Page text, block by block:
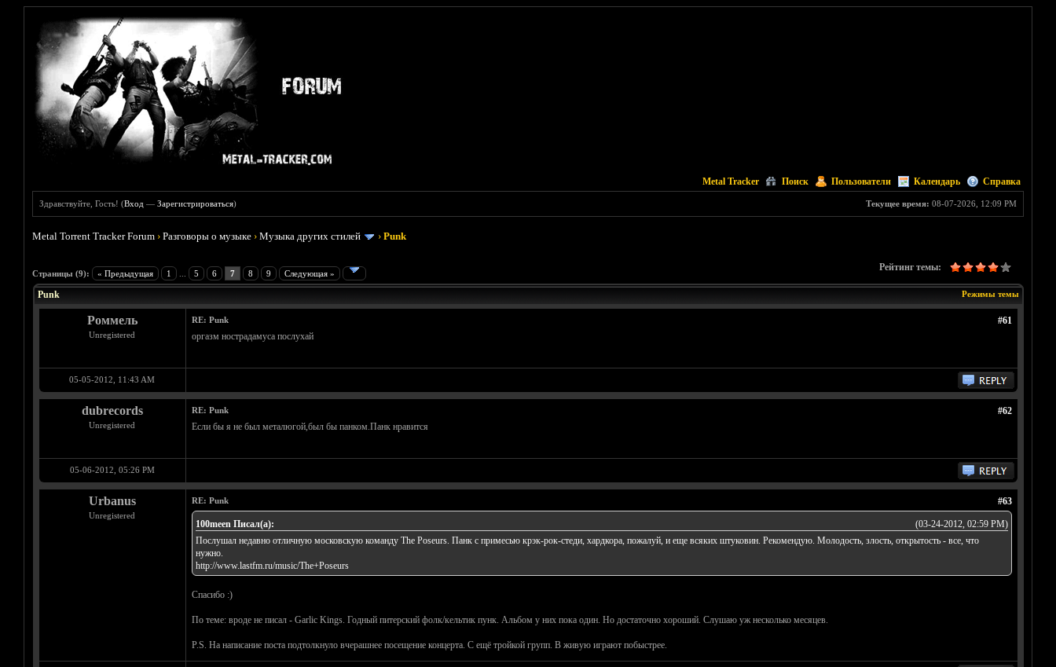
Metal Tracker Поиск Пользователи Календарь Справка
Текущее время: 08-07-2026, 12:09 PM
Здравствуйте, Гость! (Вход —Зарегистрироваться)
Metal Torrent Tracker Forum ›Разговоры о музыке ›Музыка других стилей ›Punk
Страницы (9): « Предыдущая 1 5 6 7 8 9 Следующая »
Рейтинг темы:
Голосов: 7 - Средняя оценка: 3.71
1
2
3
4
5
Режимы темы
Punk
Роммель
Unregistered
#61
RE: Punk
оргазм нострадамуса послухай
05-05-2012, 11:43 AM
dubrecords
Unregistered
#62
RE: Punk
Если бы я не был металюгой,был бы панком.Панк нравится
05-06-2012, 05:26 PM
Urbanus
Unregistered
#63
RE: Punk
(03-24-2012, 02:59 PM)
100meen Писал(а):
Послушал недавно отличную московскую команду The Poseurs. Панк с примесью крэк-рок-стеди, хардкора, пожалуй, и еще всяких штуковин. Рекомендую. Молодость, злость, открытость - все, что
нужно.
http://www.lastfm.ru/music/The+Poseurs
Спасибо :)
По теме: вроде не писал - Garlic Kings. Годный питерский фолк/кельтик пунк. Альбом у них пока один. Но достаточно хороший. Слушаю уж несколько месяцев.
P.S. На написание поста подтолкнуло вчерашнее посещение концерта. С ещё тройкой групп. В живую играют побыстрее.